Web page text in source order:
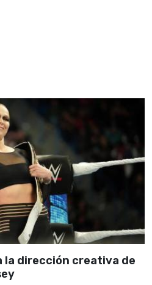
dirección creativa de